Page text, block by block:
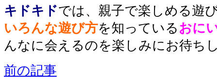
キドキドでは、親子で楽しめる遊
いろんな遊び方を知っている おに
んなに会えるのを楽しみにお待ち
前の記事